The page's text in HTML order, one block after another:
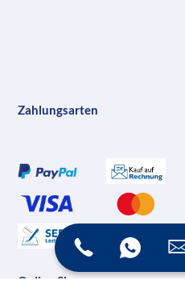
Zahlungsarten
Online Shop